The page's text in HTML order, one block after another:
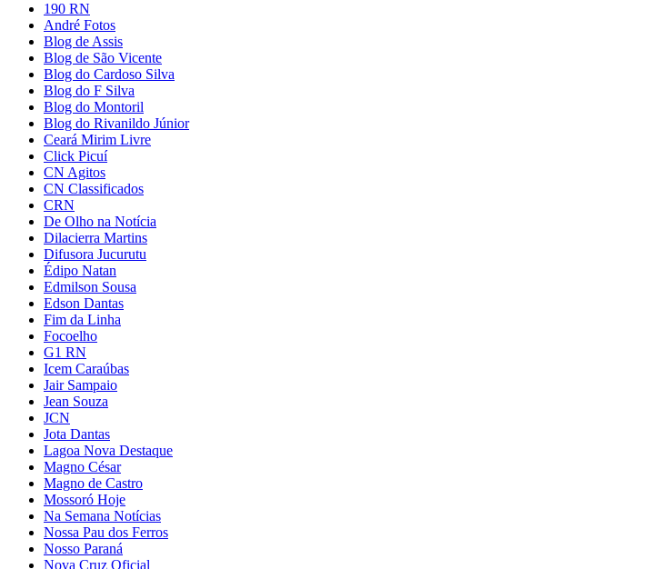
190 RN
André Fotos
Blog de Assis
Blog de São Vicente
Blog do Cardoso Silva
Blog do F Silva
Blog do Montoril
Blog do Rivanildo Júnior
Ceará Mirim Livre
Click Picuí
CN Agitos
CN Classificados
CRN
De Olho na Notícia
Dilacierra Martins
Difusora Jucurutu
Édipo Natan
Edmilson Sousa
Edson Dantas
Fim da Linha
Focoelho
G1 RN
Icem Caraúbas
Jair Sampaio
Jean Souza
JCN
Jota Dantas
Lagoa Nova Destaque
Magno César
Magno de Castro
Mossoró Hoje
Na Semana Notícias
Nossa Pau dos Ferros
Nosso Paraná
Nova Cruz Oficial